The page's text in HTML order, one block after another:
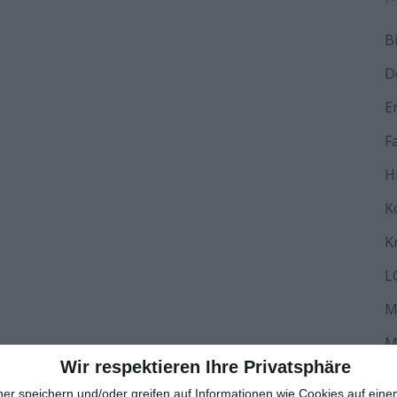
Wir respektieren Ihre Privatsphäre
speichern und/oder greifen auf Informationen wie Cookies auf